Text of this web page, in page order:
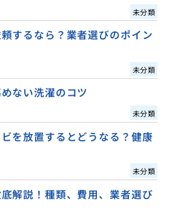
未分類
するなら？業者選びのポイン
未分類
ない洗濯のコツ
未分類
を放置するとどうなる？健康
未分類
解説！種類、費用、業者選び